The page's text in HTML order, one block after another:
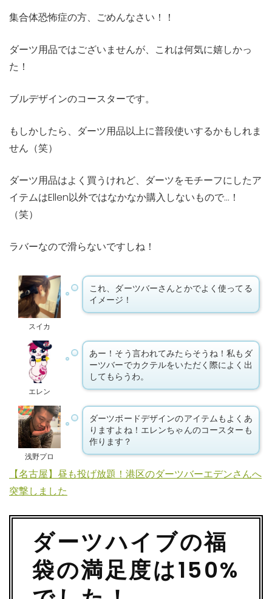
集合体恐怖症の方、ごめんなさい！！
ダーツ用品ではございませんが、これは何気に嬉しかっ
た！
ブルデザインのコースターです。
もしかしたら、ダーツ用品以上に普段使いするかもしれま
せん（笑）
ダーツ用品はよく買うけれど、ダーツをモチーフにしたア
イテムはEllen以外ではなかなか購入しないもので…！
（笑）
ラバーなので滑らないですしね！
スイカ
これ、ダーツバーさんとかでよく使ってる
イメージ！
エレン
あー！そう言われてみたらそうね！私もダ
ーツバーでカクテルをいただく際によく出
してもらうわ。
浅野プロ
ダーツボードデザインのアイテムもよくあ
りますよね！エレンちゃんのコースターも
作ります？
【名古屋】昼も投げ放題！港区のダーツバーエデンさんへ
突撃しました
ダーツハイブの福
袋の満足度は150%